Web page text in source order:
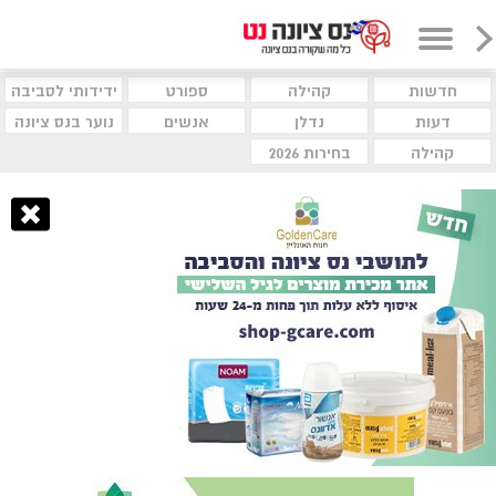
חדשות קהילה ספורט
ידידותי לסביבה
דעות
נדלן אנשים
נוער בנס ציונה
קהילה
בחירות 2026